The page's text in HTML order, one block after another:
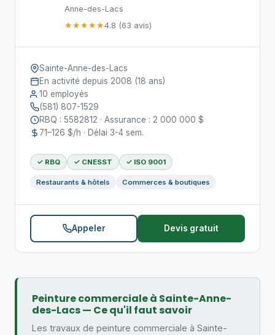
Anne-des-Lacs
★★★★★4.8 (63 avis)
Sainte-Anne-des-Lacs
En activité depuis 2008 (18 ans)
10 employés
(581) 807-1529
RBQ : 5582812 · Assurance : 2 000 000 $
71–126 $/h · Délai 3-4 sem.
✓ RBQ ✓ CNESST ✓ ISO 9001
Restaurants & hôtels Commerces & boutiques
Appeler Devis gratuit
Peinture commerciale à Sainte-Anne-
des-Lacs — Ce qu'il faut savoir
Les travaux de peinture commerciale à Sainte-